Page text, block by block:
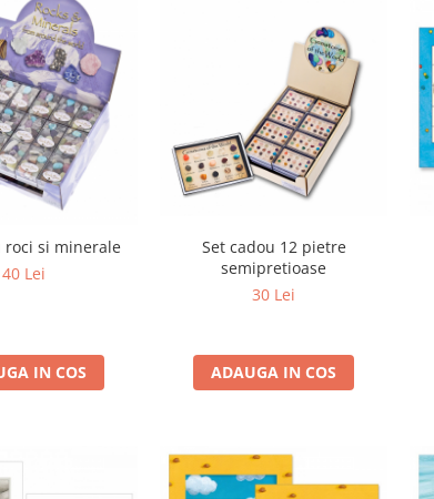
roci si minerale
40 Lei
IN COS
Set cadou 12 pietre
semipretioase
30 Lei
ADAUGA IN COS